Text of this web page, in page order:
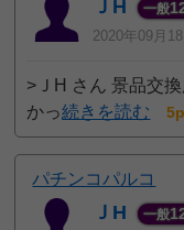
ＪH 一般
2020年09月
>ＪH さん 景品交
かっ続きを読む
パチンコパルコ
ＪH 一般